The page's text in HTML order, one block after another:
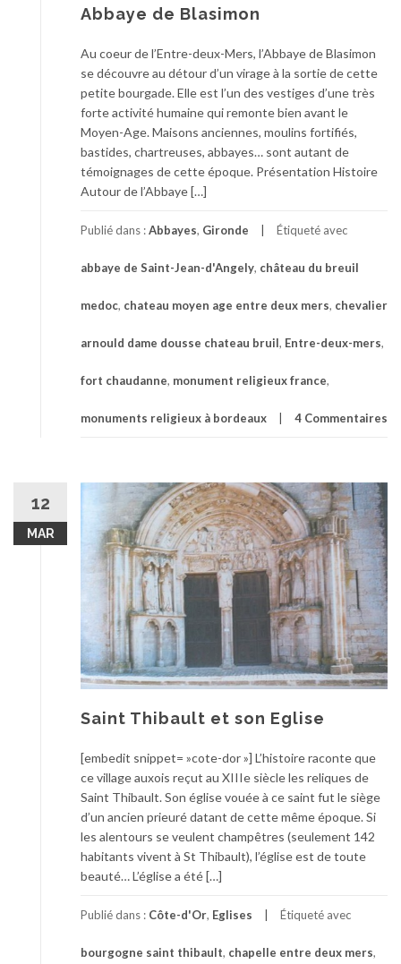
Abbaye de Blasimon
Au coeur de l’Entre-deux-Mers, l’Abbaye de Blasimon
se découvre au détour d’un virage à la sortie de cette
petite bourgade. Elle est l’un des vestiges d’une très
forte activité humaine qui remonte bien avant le
Moyen-Age. Maisons anciennes, moulins fortifiés,
bastides, chartreuses, abbayes… sont autant de
témoignages de cette époque. Présentation Histoire
Autour de l’Abbaye […]
Publié dans :Abbayes, Gironde Étiqueté avec
abbaye de Saint-Jean-d'Angely, château du breuil
medoc, chateau moyen age entre deux mers, chevalier
arnould dame dousse chateau bruil, Entre-deux-mers,
fort chaudanne, monument religieux france,
monuments religieux à bordeaux 4 Commentaires
12
MAR
Saint Thibault et son Eglise
[embedit snippet= »cote-dor »] L’histoire raconte que
ce village auxois reçut au XIIIe siècle les reliques de
Saint Thibault. Son église vouée à ce saint fut le siège
d’un ancien prieuré datant de cette même époque. Si
les alentours se veulent champêtres (seulement 142
habitants vivent à St Thibault), l’église est de toute
beauté… L’église a été […]
Publié dans : Côte-d'Or, Eglises Étiqueté avec
bourgogne saint thibault, chapelle entre deux mers,